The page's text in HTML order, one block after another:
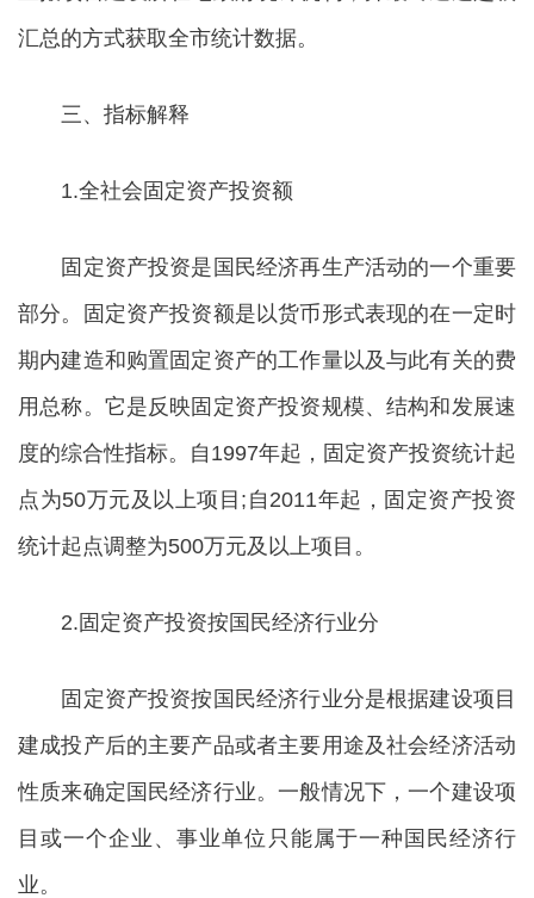
汇总的方式获取全市统计数据。
三、指标解释
1.全社会固定资产投资额
固定资产投资是国民经济再生产活动的一个重要
部分。固定资产投资额是以货币形式表现的在一定时
期内建造和购置固定资产的工作量以及与此有关的费
用总称。它是反映固定资产投资规模、结构和发展速
度的综合性指标。自1997年起，固定资产投资统计起
点为50万元及以上项目;自2011年起，固定资产投资
统计起点调整为500万元及以上项目。
2.固定资产投资按国民经济行业分
固定资产投资按国民经济行业分是根据建设项目
建成投产后的主要产品或者主要用途及社会经济活动
性质来确定国民经济行业。一般情况下，一个建设项
目或一个企业、事业单位只能属于一种国民经济行
业。